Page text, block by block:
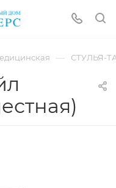
— СТУЛЬЯ-